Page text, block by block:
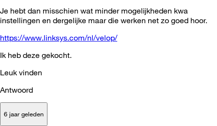
Je hebt dan misschien wat minder mogelijkheden kwa
instellingen en dergelijke maar die werken net zo goed hoor.
https://www.linksys.com/nl/velop/
Ik heb deze gekocht.
Leuk vinden
Antwoord
6 jaar geleden